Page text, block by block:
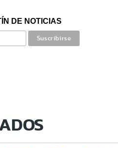
DE NOTICIAS